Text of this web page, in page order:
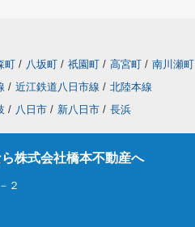
町 / 八坂町 / 祇園町 / 高宮町 / 南川瀬町
/ 近江鉄道八日市線 / 北陸本線
/ 八日市 / 新八日市 / 長浜
株式会社橋本不動産へ
２